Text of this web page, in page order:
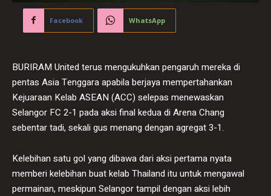
Facebook WhatsApp
BURIRAM United terus mengukuhkan pengaruh mereka di
pentas Asia Tenggara apabila berjaya mempertahankan
Kejuaraan Kelab ASEAN (ACC) selepas menewaskan
Selangor FC 2-1 pada aksi final kedua di Arena Chang
sebentar tadi, sekali gus menang dengan agregat 3-1.
Kelebihan satu gol yang dibawa dari aksi pertama nyata
memberi kelebihan buat kelab Thailand itu untuk mengawal
permainan, meskipun Selangor tampil dengan aksi lebih